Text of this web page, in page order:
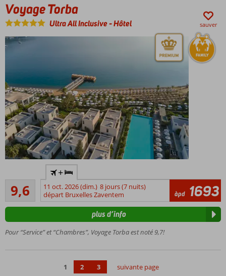
Voyage Torba
Ultra All Inclusive-Hôtel sauver
vacances
de la
chaîne
Chambres
luxueuses et
accueillantes
9,6
Très excellente
26
commentaires
+
11 oct. 2026 (dim.) 8 jours (7 nuits)
départ Bruxelles Zaventem
àpd 1693
Pour “Service” et “Chambres”, Voyage Torba est noté 9,7!
plus d’info
1 2 3 suivante page